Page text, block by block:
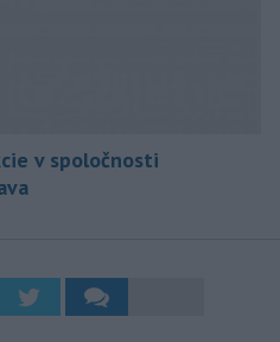
v spoločnosti